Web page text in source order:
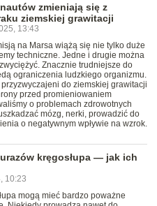
zmieniają się z
ziemskiej grawitacji
13:43
na Marsa wiążą się nie tylko duże
techniczne. Jedne i drugie można
Znacznie trudniejsze do
ograniczenia ludzkiego organizmu.
do ziemskiej grawitacji
przed promieniowaniem
o problemach zdrowotnych
mózg, nerki, prowadzić do
o negatywnym wpływie na wzrok.
kręgosłupa — jak ich
10:23
mogą mieć bardzo poważne